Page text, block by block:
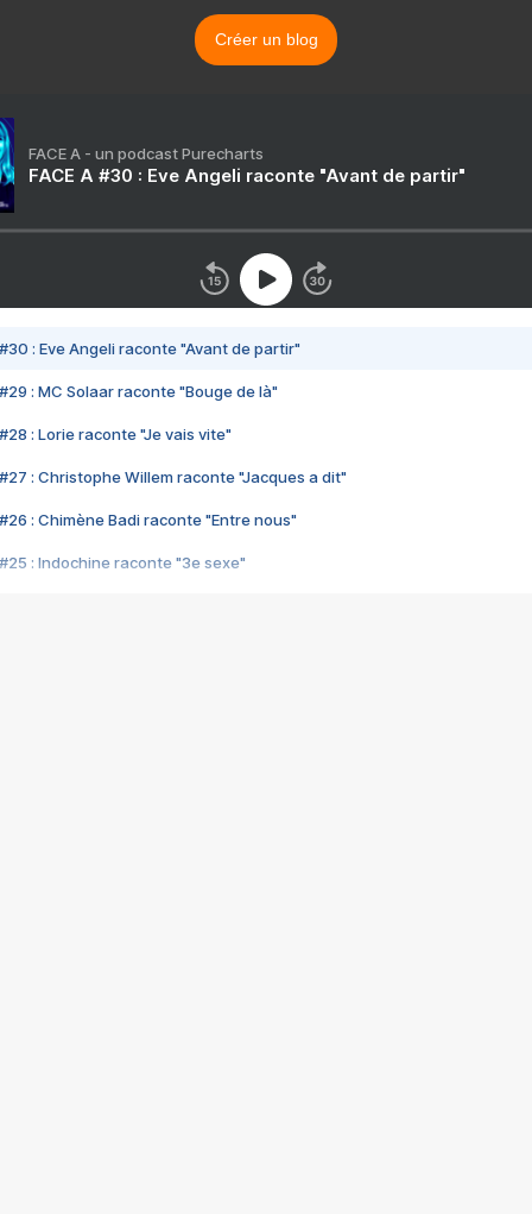
Créer un blog
FACE A - un podcast Purecharts
FACE A #30 : Eve Angeli raconte "Avant de partir"
#30 : Eve Angeli raconte "Avant de partir"
#29 : MC Solaar raconte "Bouge de là"
#28 : Lorie raconte "Je vais vite"
#27 : Christophe Willem raconte "Jacques a dit"
#26 : Chimène Badi raconte "Entre nous"
#25 : Indochine raconte "3e sexe"